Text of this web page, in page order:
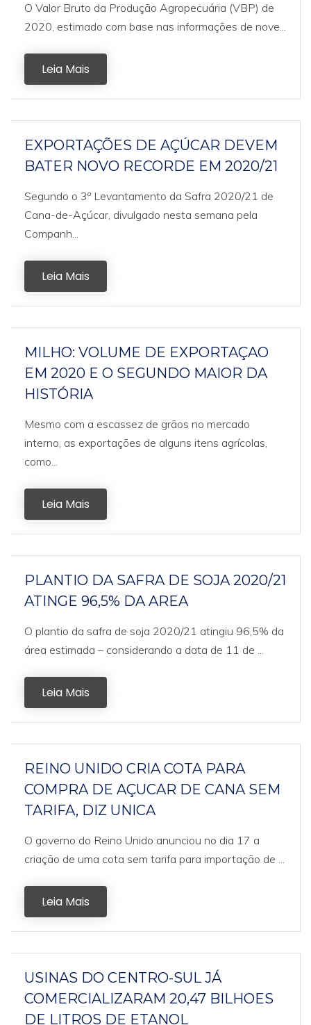
O Valor Bruto da Produção Agropecuária (VBP) de
2020, estimado com base nas informações de nove...
Leia Mais
EXPORTAÇÕES DE AÇÚCAR DEVEM
BATER NOVO RECORDE EM 2020/21
Segundo o 3º Levantamento da Safra 2020/21 de
Cana-de-Açúcar, divulgado nesta semana pela
Companh...
Leia Mais
MILHO: VOLUME DE EXPORTAÇAO
EM 2020 E O SEGUNDO MAIOR DA
HISTÓRIA
Mesmo com a escassez de grãos no mercado
interno, as exportações de alguns itens agrícolas,
como...
Leia Mais
PLANTIO DA SAFRA DE SOJA 2020/21
ATINGE 96,5% DA AREA
O plantio da safra de soja 2020/21 atingiu 96,5% da
área estimada – considerando a data de 11 de ...
Leia Mais
REINO UNIDO CRIA COTA PARA
COMPRA DE AÇUCAR DE CANA SEM
TARIFA, DIZ UNICA
O governo do Reino Unido anunciou no dia 17 a
criação de uma cota sem tarifa para importação de ...
Leia Mais
USINAS DO CENTRO-SUL JÁ
COMERCIALIZARAM 20,47 BILHOES
DE LITROS DE ETANOL